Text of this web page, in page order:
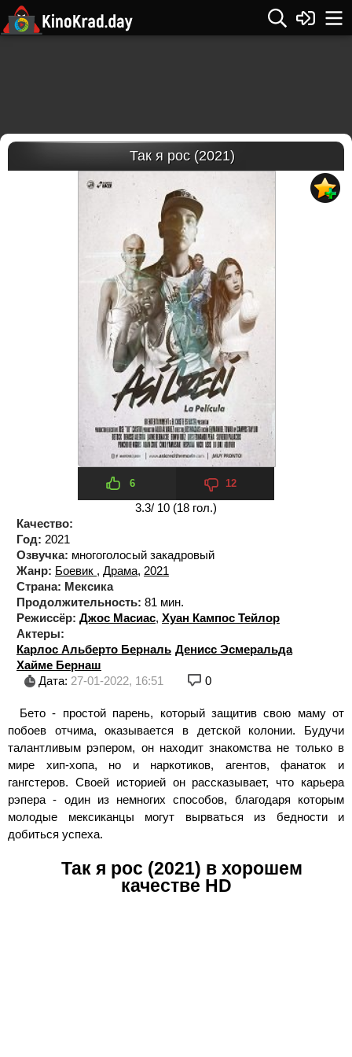
Так я рос (2021)
6 12
3.3/ 10 (18 гол.)
Качество:
Год: 2021
Озвучка: многоголосый закадровый
Жанр: Боевик , Драма, 2021
Страна: Мексика
Продолжительность: 81 мин.
Режиссёр: Джос Масиас, Хуан Кампос Тейлор
Актеры:
Карлос Альберто Берналь Денисс Эсмеральда
Хайме Бернаш
Дата: 27-01-2022, 16:51 0
Бето - простой парень, который защитив свою маму от
побоев отчима, оказывается в детской колонии. Будучи
талантливым рэпером, он находит знакомства не только в
мире хип-хопа, но и наркотиков, агентов, фанаток и
гангстеров. Своей историей он рассказывает, что карьера
рэпера - один из немногих способов, благодаря которым
молодые мексиканцы могут вырваться из бедности и
добиться успеха.
Так я рос (2021) в хорошем
качестве HD